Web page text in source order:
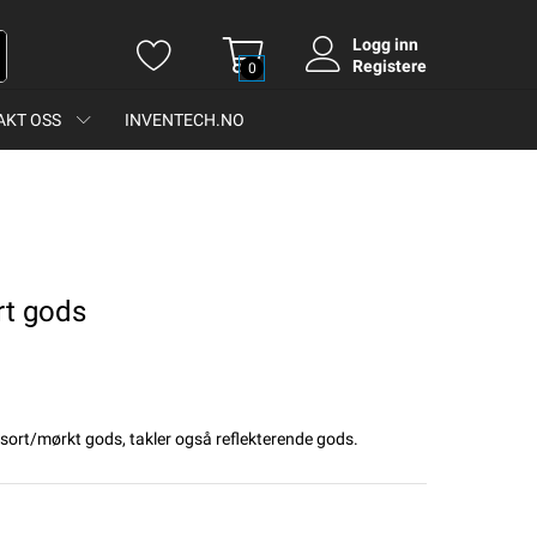
0
Logg inn
Registere
OSS INVENTECH.NO
gods
mørkt gods, takler også reflekterende gods.